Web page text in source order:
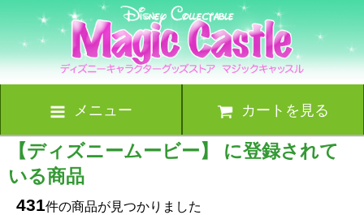
メニュー カートを見る
【ディズニームービー】 に登録されて
いる商品
431件の商品が見つかりました